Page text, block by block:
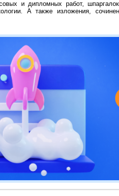
и дипломных работ,
А также изложения,